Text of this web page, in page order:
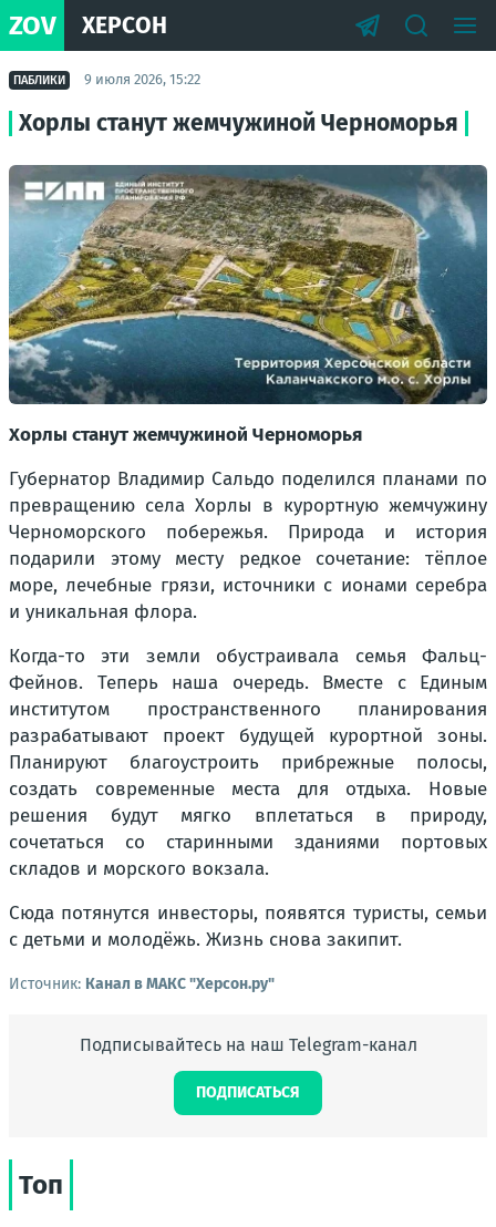
ZOV ХЕРСОН
ПАБЛИКИ 9 июля 2026, 15:22
Хорлы станут жемчужиной Черноморья
Хорлы станут жемчужиной Черноморья
Губернатор Владимир Сальдо поделился планами по
превращению села Хорлы в курортную жемчужину
Черноморского побережья. Природа и история
подарили этому месту редкое сочетание: тёплое
море, лечебные грязи, источники с ионами серебра
и уникальная флора.
Когда-то эти земли обустраивала семья Фальц-
Фейнов. Теперь наша очередь. Вместе с Единым
институтом пространственного планирования
разрабатывают проект будущей курортной зоны.
Планируют благоустроить прибрежные полосы,
создать современные места для отдыха. Новые
решения будут мягко вплетаться в природу,
сочетаться со старинными зданиями портовых
складов и морского вокзала.
Сюда потянутся инвесторы, появятся туристы, семьи
с детьми и молодёжь. Жизнь снова закипит.
Источник: Канал в МАКС "Херсон.ру"
Подписывайтесь на наш Telegram-канал
ПОДПИСАТЬСЯ
Топ